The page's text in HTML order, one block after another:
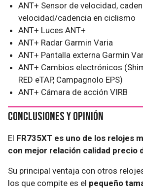
ANT+ Sensor de velocidad,
velocidad/cadencia en ciclismo
ANT+ Luces ANT+
ANT+ Radar Garmin Varia
ANT+ Pantalla externa Garmin
ANT+ Cambios electrónicos
RED eTAP, Campagnolo EPS)
ANT+ Cámara de acción VIRB
Conclusiones y opinión
El FR735XT es uno de los relojes
con mejor relación calidad precio
Su principal ventaja con otros
los que compite es el pequeño